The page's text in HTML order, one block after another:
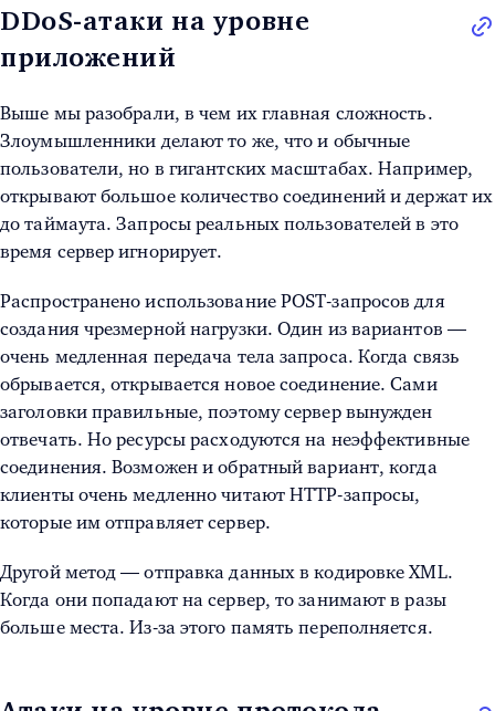
DDoS-атаки на уровне
приложений
Выше мы разобрали, в чем их главная сложность.
Злоумышленники делают то же, что и обычные
пользователи, но в гигантских масштабах. Например,
открывают большое количество соединений и держат их
до таймаута. Запросы реальных пользователей в это
время сервер игнорирует.
Распространено использование POST-запросов для
создания чрезмерной нагрузки. Один из вариантов —
очень медленная передача тела запроса. Когда связь
обрывается, открывается новое соединение. Сами
заголовки правильные, поэтому сервер вынужден
отвечать. Но ресурсы расходуются на неэффективные
соединения. Возможен и обратный вариант, когда
клиенты очень медленно читают HTTP-запросы,
которые им отправляет сервер.
Другой метод — отправка данных в кодировке XML.
Когда они попадают на сервер, то занимают в разы
больше места. Из-за этого память переполняется.